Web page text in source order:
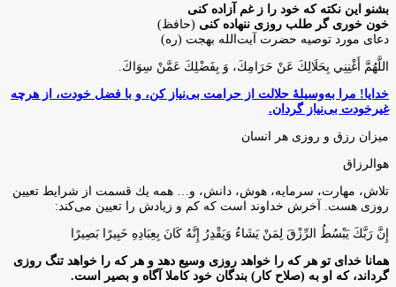
بشنو این نکته که خود را ز غم آزاده کنی
خون خوری گر طلب روزی ننهاده کنی (حافظ)
دعای مورد توصیه حضرت آیت‌الله بهجت (ره)
اللَّهُمَّ أَغْنِنِي بِحَلَالِكَ عَنْ حَرَامِكَ، وَ بِفَضْلِكَ عَمَّنْ سِوَاكَ‏.
خدایا! مرا به‌وسیلۀ حلالت از حرامت بی‌نیاز کن، و با فضل خودت، از هرچه
غیرخودت بی‌نیاز گردان.
میزان رزق و روزی هر انسان
هوالرزاق
تلاش، مهارت، سرمايه، هوش، دانش، و… همه يك قسمت از شرايط تعيين
روزى هست. آخرش خداوند است كه كم و زيادش را تعيين مى‌كند:
إِنَّ رَبَّكَ يَبْسُطُ الرِّزْقَ لِمَنْ يَشَاءُ وَيَقْدِرُ إِنَّهُ كَانَ بِعِبَادِهِ خَبِيرًا بَصِيرًا
همانا خدای تو هر که را خواهد روزی وسیع دهد و هر که را خواهد تنگ روزی
گرداند، که او به (صلاح کار) بندگان خود کاملا آگاه و بصیر است.